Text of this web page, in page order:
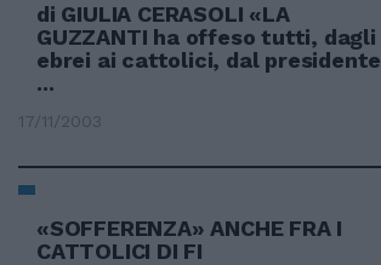
di GIULIA CERASOLI «LA
GUZZANTI ha offeso tutti, dagli
ebrei ai cattolici, dal presidente
...
17/11/2003
«SOFFERENZA» ANCHE FRA I
CATTOLICI DI FI